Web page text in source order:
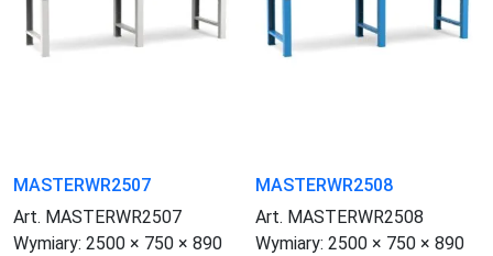
MASTERWR2507
Art. MASTERWR2507
Wymiary: 2500 × 750 × 890
MASTERWR2508
Art. MASTERWR2508
Wymiary:2500 × 750 × 890